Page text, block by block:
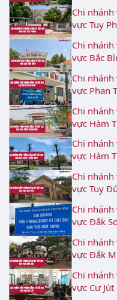
Chi
vực Tuy
Chi
vực Bắc
Chi
vực Phan
Chi
vực Hàm
Chi
vực Hàm
Chi
vực Tuy
Chi
vực Đắk
Chi
vực Đắk
Chi
vực Cư Jút